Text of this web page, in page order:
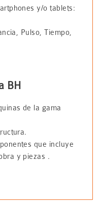
y/o tablets:
Pulso, Tiempo,
BH
de la gama
que incluye
y piezas .